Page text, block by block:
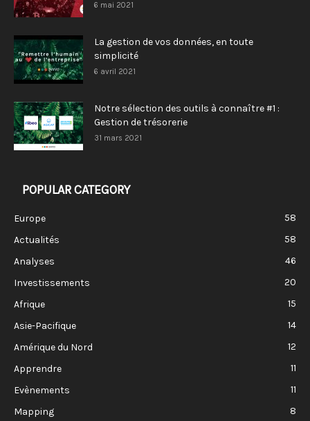
6 mai 2021
La gestion de vos données, en toute
simplicité
6 avril 2021
Notre sélection des outils à connaître #1 :
Gestion de trésorerie
31 mars 2021
POPULAR CATEGORY
Europe
58
Actualités
58
Analyses
46
Investissements
20
Afrique
15
Asie-Pacifique
14
Amérique du Nord
12
Apprendre
11
Evènements
11
Mapping
8